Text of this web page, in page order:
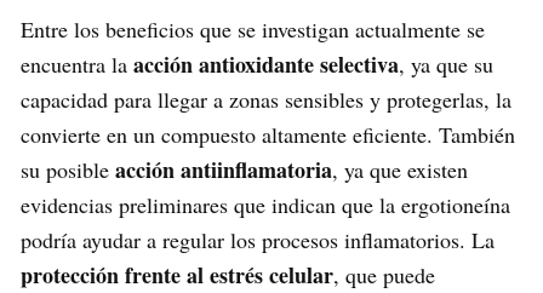
Entre los beneficios que se investigan actualmente se
encuentra la acción antioxidante selectiva, ya que su
capacidad para llegar a zonas sensibles y protegerlas, la
convierte en un compuesto altamente eficiente. También
su posible acción antiinflamatoria, ya que existen
evidencias preliminares que indican que la ergotioneína
podría ayudar a regular los procesos inflamatorios. La
protección frente al estrés celular, que puede